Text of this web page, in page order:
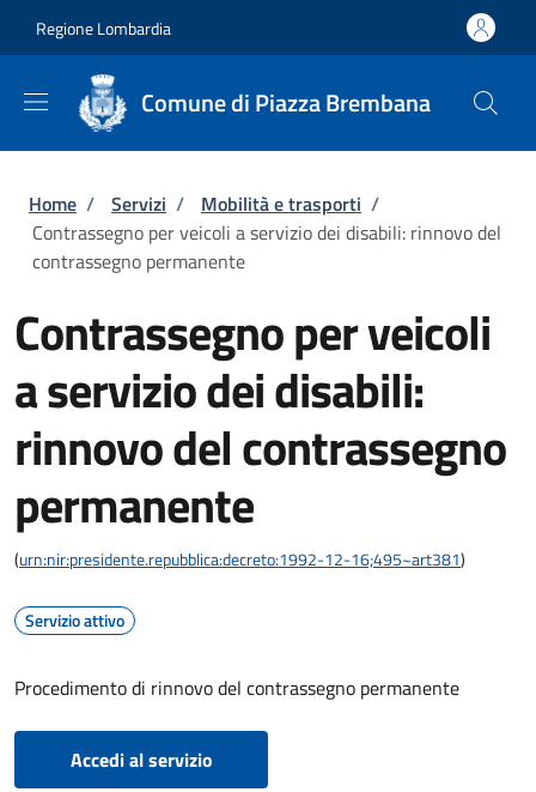
Regione Lombardia
Comune di Piazza Brembana
Briciole di pane
Home / Servizi / Mobilità e trasporti /
Contrassegno per veicoli a servizio dei disabili: rinnovo del
contrassegno permanente
Contrassegno per veicoli
a servizio dei disabili:
rinnovo del contrassegno
permanente
(urn:nir:presidente.repubblica:decreto:1992-12-16;495~art381)
Servizio attivo
Procedimento di rinnovo del contrassegno permanente
Accedi al servizio